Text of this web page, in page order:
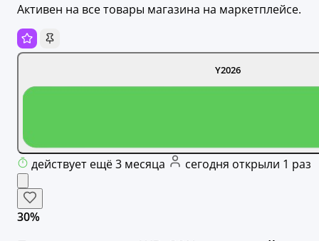
Активен на все товары магазина на маркетплейсе.
Y2026
действует ещё 3 месяца сегодня открыли 1 раз
30%